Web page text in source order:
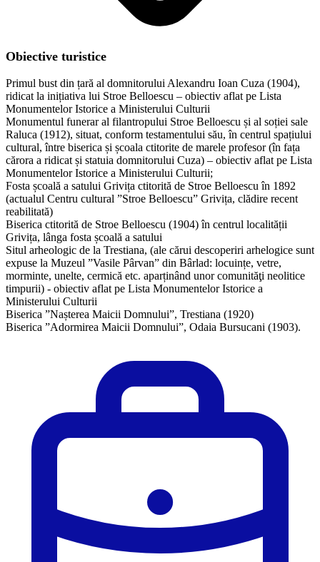
Obiective turistice
Primul bust din țară al domnitorului Alexandru Ioan Cuza (1904),
ridicat la inițiativa lui Stroe Belloescu – obiectiv aflat pe Lista
Monumentelor Istorice a Ministerului Culturii
Monumentul funerar al filantropului Stroe Belloescu și al soției sale
Raluca (1912), situat, conform testamentului său, în centrul spațiului
cultural, între biserica și școala ctitorite de marele profesor (în fața
cărora a ridicat și statuia domnitorului Cuza) – obiectiv aflat pe Lista
Monumentelor Istorice a Ministerului Culturii;
Fosta școală a satului Grivița ctitorită de Stroe Belloescu în 1892
(actualul Centru cultural ”Stroe Belloescu” Grivița, clădire recent
reabilitată)
Biserica ctitorită de Stroe Belloescu (1904) în centrul localității
Grivița, lânga fosta școală a satului
Situl arheologic de la Trestiana, (ale cărui descoperiri arhelogice sunt
expuse la Muzeul ”Vasile Pârvan” din Bârlad: locuințe, vetre,
morminte, unelte, cermică etc. aparținând unor comunităţi neolitice
timpurii) - obiectiv aflat pe Lista Monumentelor Istorice a
Ministerului Culturii
Biserica ”Nașterea Maicii Domnului”, Trestiana (1920)
​Biserica ”Adormirea Maicii Domnului”, Odaia Bursucani (1903).